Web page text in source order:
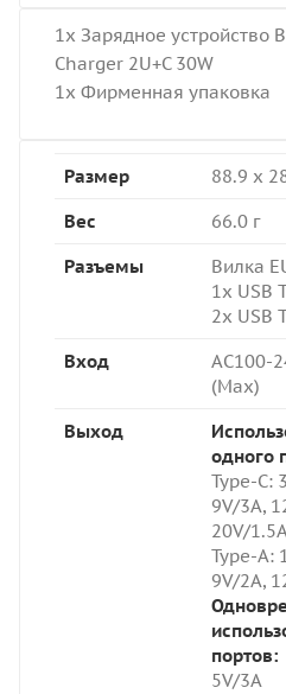
1x Зарядное устройство
Charger 2U+C 30W
1x Фирменная упаковка
Размер
88.9 x
Вес
66.0 г
Разъемы
Вилка
1x USB
2x USB
Вход
AC100-
(Max)
Выход
одного
Type-C: 3
9V/3A,
20V/
Type-A:
9V/2A,
портов:
5V/3A